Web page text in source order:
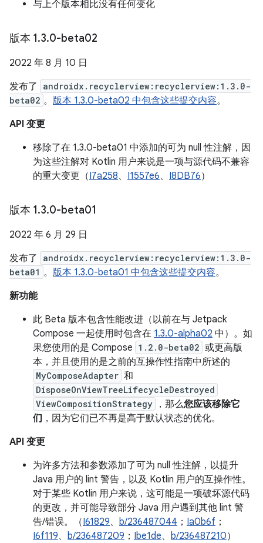
与上个版本相比没有任何变化
版本 1.3.0-beta02
2022 年 8 月 10 日
发布了
androidx.recyclerview:recyclerview:1.3.0-
beta02 。 版本 1.3.0-beta02 中包含这些提交内容。
API 变更
移除了在 1.3.0-beta01 中添加的可为 null 性注解，因
为这些注解对 Kotlin 用户来说是一项与源代码不兼容
的重大变更（I7a258、 I1557e6、 I8DB76）
版本 1.3.0-beta01
2022 年 6 月 29 日
发布了
androidx.recyclerview:recyclerview:1.3.0-
beta01 。 版本 1.3.0-beta01 中包含这些提交内容。
新功能
此 Beta 版本包含性能改进（以前在与 Jetpack
Compose 一起使用时包含在 1.3.0-alpha02 中）。如
果您使用的是 Compose 1.2.0-beta02 或更高版
本，并且使用的是之前的互操作性指南中所述的
MyComposeAdapter 和
DisposeOnViewTreeLifecycleDestroyed
ViewCompositionStrategy
，那么您应该移除它
们 ，因为它们已不再是高于默认状态的优化。
API 变更
为许多方法和参数添加了可为 null 性注解，以提升
Java 用户的 lint 警告，以及 Kotlin 用户的互操作性。
对于某些 Kotlin 用户来说，这可能是一项破坏源代码
的更改，并可能导致部分 Java 用户遇到其他 lint 警
告/错误。（I61829、 b/236487044 ； Ia0b6f ；
I6f119、 b/236487209 ； Ibe1de、 b/236487210）